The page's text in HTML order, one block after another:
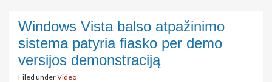
Windows Vista balso atpažinimo
sistema patyria fiasko per demo
versijos demonstraciją
Filed underVideo